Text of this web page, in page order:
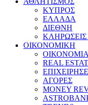
ΚΥΠΡΟΣ
ΕΛΛΑΔΑ
ΔΙΕΘΝΗ
ΚΛΗΡΩΣΕΙΣ
ΟΙΚΟΝΟΜΙΚΗ
ΟΙΚΟΝΟΜΙΑ
REAL
ΑΓΟΡΕΣ
MONEY